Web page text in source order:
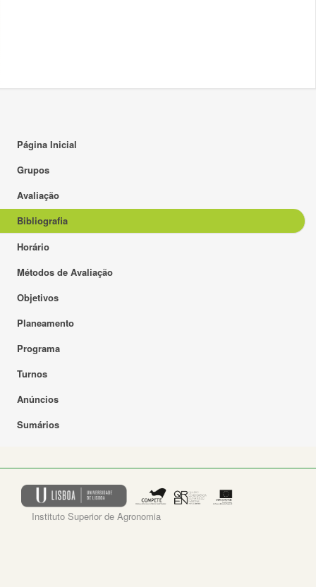
Página Inicial
Grupos
Avaliação
Bibliografia
Horário
Métodos de Avaliação
Objetivos
Planeamento
Programa
Turnos
Anúncios
Sumários
Instituto Superior de Agronomia